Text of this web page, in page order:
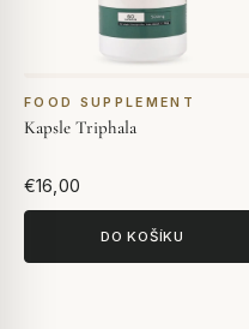
FOOD SUPPLEMENT
Kapsle Triphala
€16,00
DO KOŠÍKU